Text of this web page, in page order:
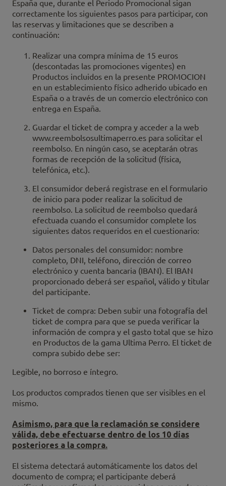
España que, durante el Periodo Promocional sigan
correctamente los siguientes pasos para participar, con
las reservas y limitaciones que se describen a
continuación:
Realizar una compra mínima de 15 euros
(descontadas las promociones vigentes) en
Productos incluidos en la presente PROMOCION
en un establecimiento físico adherido ubicado en
España o a través de un comercio electrónico con
entrega en España.
Guardar el ticket de compra y acceder a la web
www.reembolsosultimaperro.es para solicitar el
reembolso. En ningún caso, se aceptarán otras
formas de recepción de la solicitud (física,
telefónica, etc.).
El consumidor deberá registrase en el formulario
de inicio para poder realizar la solicitud de
reembolso. La solicitud de reembolso quedará
efectuada cuando el consumidor complete los
siguientes datos requeridos en el cuestionario:
Datos personales del consumidor: nombre
completo, DNI, teléfono, dirección de correo
electrónico y cuenta bancaria (IBAN). El IBAN
proporcionado deberá ser español, válido y titular
del participante.
Ticket de compra: Deben subir una fotografía del
ticket de compra para que se pueda verificar la
información de compra y el gasto total que se hizo
en Productos de la gama Ultima Perro. El ticket de
compra subido debe ser:
Legible, no borroso e íntegro.
Los productos comprados tienen que ser visibles en el
mismo.
Asimismo, para que la reclamación se considere
válida, debe efectuarse dentro de los 10 días
posteriores a la compra.
El sistema detectará automáticamente los datos del
documento de compra; el participante deberá